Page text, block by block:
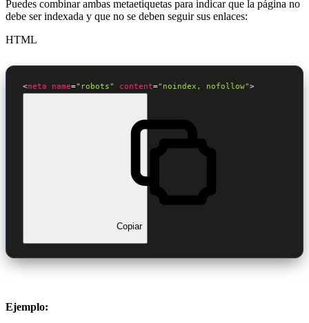
Puedes combinar ambas metaetiquetas para indicar que la página no
debe ser indexada y que no se deben seguir sus enlaces:
HTML
<meta name="robots" content="noindex, nofollow">
Copiar
Ejemplo: